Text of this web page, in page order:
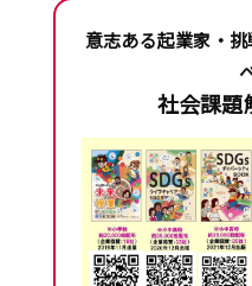
意志ある起業家・
社会課題